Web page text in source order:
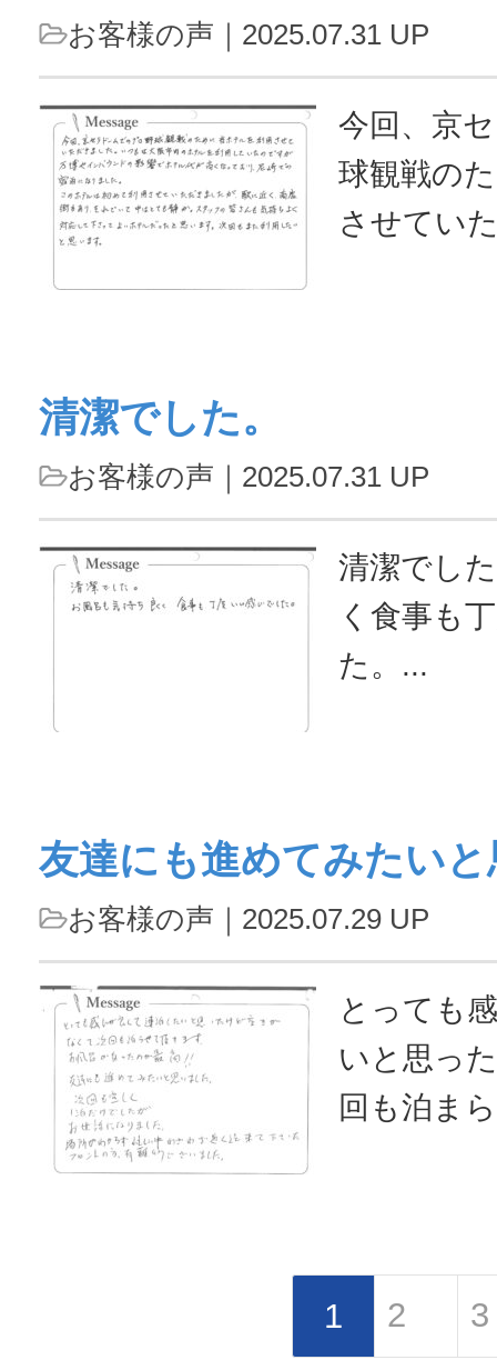
良いです
ムは女性
ィが多く
まりたい
りスタッ
お客様の声 ｜2025.07.31 UP
今回、京
球観戦の
させてい
した。こ
させてい
近く、商
て中はと
皆さんも
清潔でした。
お客様の声 ｜2025.07.31 UP
清潔でし
く食事も
た。...
友達にも進めてみたい
お客様の声 ｜2025.07.29 UP
とっても
いと思っ
回も泊ま
世話にな
らず忙し
1 2 3